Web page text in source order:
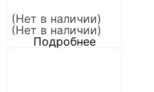
(Нет в наличии)
(Нет в наличии)
Подробнее